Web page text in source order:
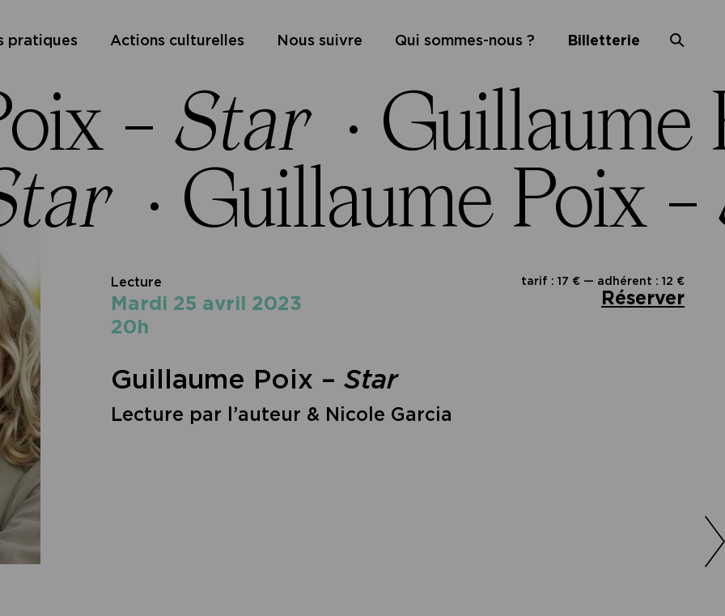
pratiques Actions culturelles Nous suivre Qui sommes-nous ? Billetterie
– Star· Guillaume
· Guillaume Poix –
tarif : 17 € — adhérent : 12 €
Réserver
Lecture
mardi 25 avril 2023
20h
Guillaume Poix – Star
Lecture par l’auteur & Nicole Garcia